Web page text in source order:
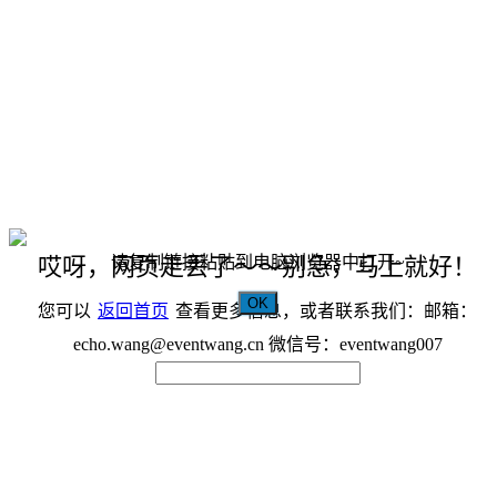
哎呀，网页走丢了～～别急，马上就好！
您可以 返回首页 查看更多信息，或者联系我们：邮箱：
echo.wang@eventwang.cn 微信号：eventwang007
请复制链接粘贴到电脑浏览器中打开~
OK